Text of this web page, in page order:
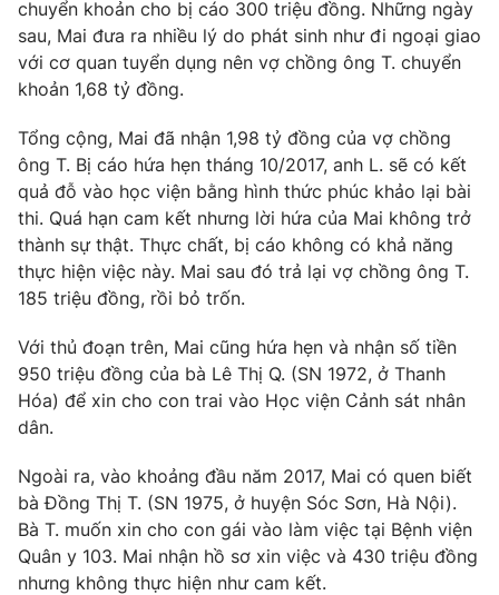
VTV Money VTV Thể thao
VTV Sức khoẻ
Thị trường 24h Tấm lòng Việt
VTV4 Vươn mình bằng AI
VTV9 VTV8
Liên hệ tòa soạn English
THỜI BÁO VTV
Theo dõi báo trên
chuyển khoản cho bị cáo 300 triệu đồng. Những ngày
sau, Mai đưa ra nhiều lý do phát sinh như đi ngoại giao
với cơ quan tuyển dụng nên vợ chồng ông T. chuyển
khoản 1,68 tỷ đồng.
Tổng cộng, Mai đã nhận 1,98 tỷ đồng của vợ chồng
ông T. Bị cáo hứa hẹn tháng 10/2017, anh L. sẽ có kết
quả đỗ vào học viện bằng hình thức phúc khảo lại bài
thi. Quá hạn cam kết nhưng lời hứa của Mai không trở
thành sự thật. Thực chất, bị cáo không có khả năng
thực hiện việc này. Mai sau đó trả lại vợ chồng ông T.
185 triệu đồng, rồi bỏ trốn.
Với thủ đoạn trên, Mai cũng hứa hẹn và nhận số tiền
950 triệu đồng của bà Lê Thị Q. (SN 1972, ở Thanh
Hóa) để xin cho con trai vào Học viện Cảnh sát nhân
dân.
Ngoài ra, vào khoảng đầu năm 2017, Mai có quen biết
bà Đồng Thị T. (SN 1975, ở huyện Sóc Sơn, Hà Nội).
Bà T. muốn xin cho con gái vào làm việc tại Bệnh viện
Quân y 103. Mai nhận hồ sơ xin việc và 430 triệu đồng
nhưng không thực hiện như cam kết.